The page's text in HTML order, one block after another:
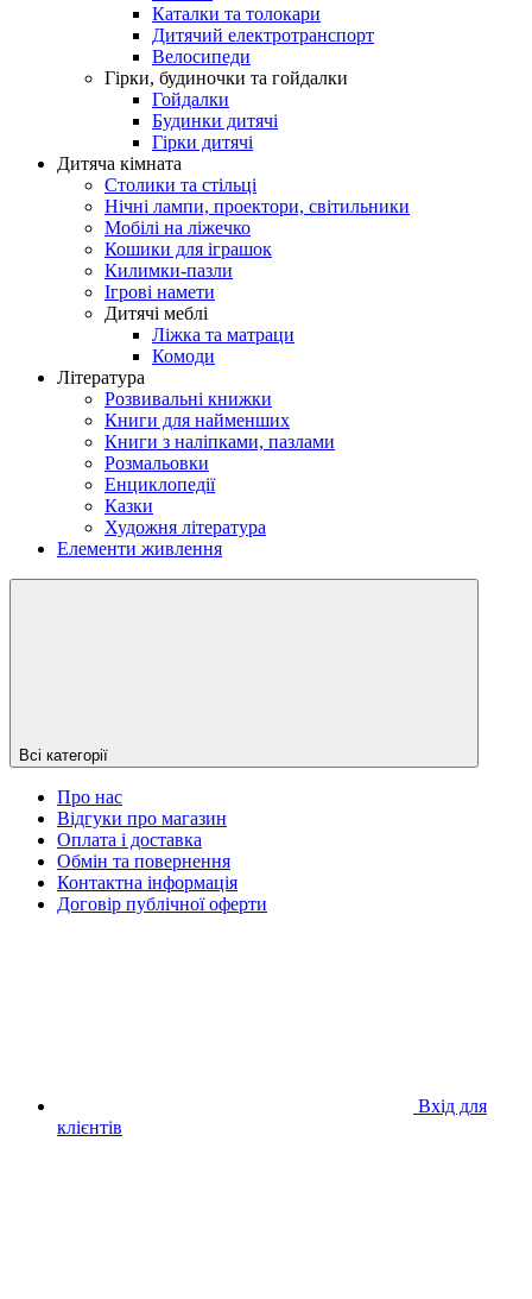
Каталки та толокари
Дитячий електротранспорт
Велосипеди
Гірки, будиночки та гойдалки
Гойдалки
Будинки дитячі
Гірки дитячі
Дитяча кімната
Столики та стільці
Нічні лампи, проектори, світильники
Мобілі на ліжечко
Кошики для іграшок
Килимки-пазли
Ігрові намети
Дитячі меблі
Ліжка та матраци
Комоди
Література
Розвивальні книжки
Книги для найменших
Книги з наліпками, пазлами
Розмальовки
Енциклопедії
Казки
Художня література
Елементи живлення
Всі категорії
Про нас
Відгуки про магазин
Оплата і доставка
Обмін та повернення
Контактна інформація
Договір публічної оферти
Вхід для
клієнтів